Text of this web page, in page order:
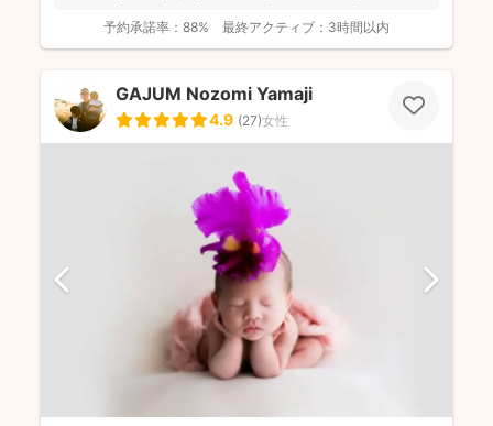
予約承諾率： 88% 最終アクティブ： 3時間以内
GAJUM Nozomi Yamaji
4.9 (27)女性